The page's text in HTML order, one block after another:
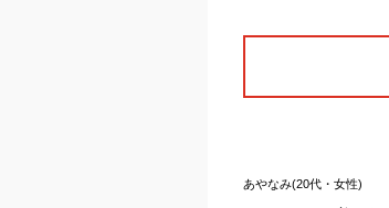
あやなみ(20代・女性)